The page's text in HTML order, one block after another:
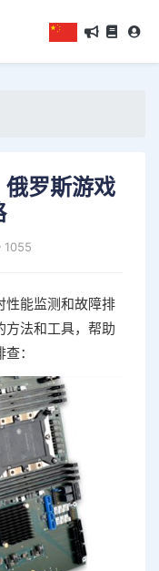
罗斯游戏
1055
性能监测和故障排
方法和工具，帮助
：